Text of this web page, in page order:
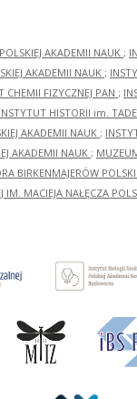
AKADEMII NAUK ;
AKADEMII NAUK ;
CHEMII FIZYCZNEJ PAN ;
INSTYTUT HISTORII im.
AKADEMII NAUK ;
AKADEMII NAUK ;
BIRKENMAJERÓW
MACIEJA NAŁĘCZA